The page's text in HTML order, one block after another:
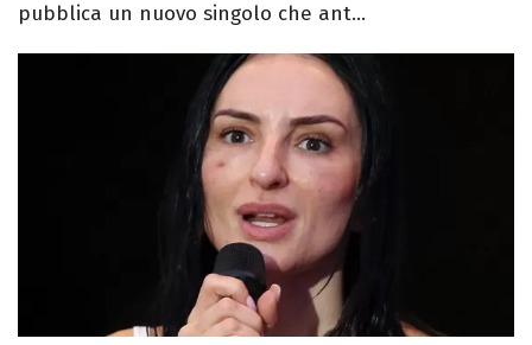
pubblica un nuovo singolo che ant...